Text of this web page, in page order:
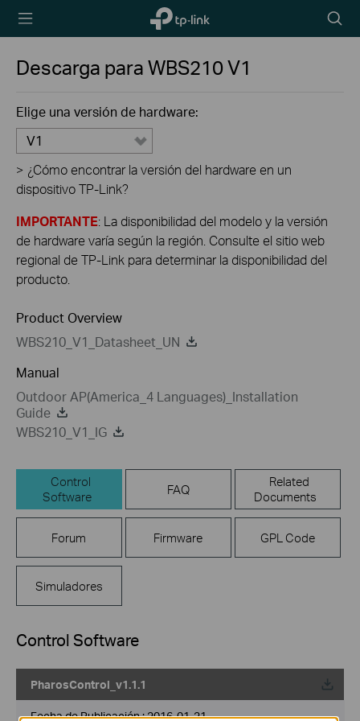
TP-Link,
Reliably
icon
Descarga paraWBS210V1
Elige una versión de hardware:
V1
> ¿Cómo encontrar la versión del hardware en un
dispositivo TP-Link?
IMPORTANTE: La disponibilidad del modelo y la versión
de hardware varía según la región. Consulte el sitio web
regional de TP-Link para determinar la disponibilidad del
producto.
Product Overview
WBS210_V1_Datasheet_UN
Manual
Outdoor AP(America_4 Languages)_Installation
Guide
WBS210_V1_IG
Control
Software
FAQ
Related
Documents
Forum Firmware GPL Code
Simuladores
Control Software
PharosControl_v1.1.1
Fecha de Publicación :2016-01-21